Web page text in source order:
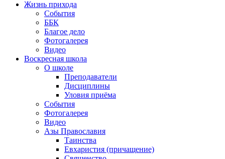
Жизнь прихода
События
ББК
Благое дело
Фотогалерея
Видео
Воскресная школа
О школе
Преподаватели
Дисциплины
Уловия приёма
События
Фотогалерея
Видео
Азы Православия
Таинства
Евхаристия (причащение)